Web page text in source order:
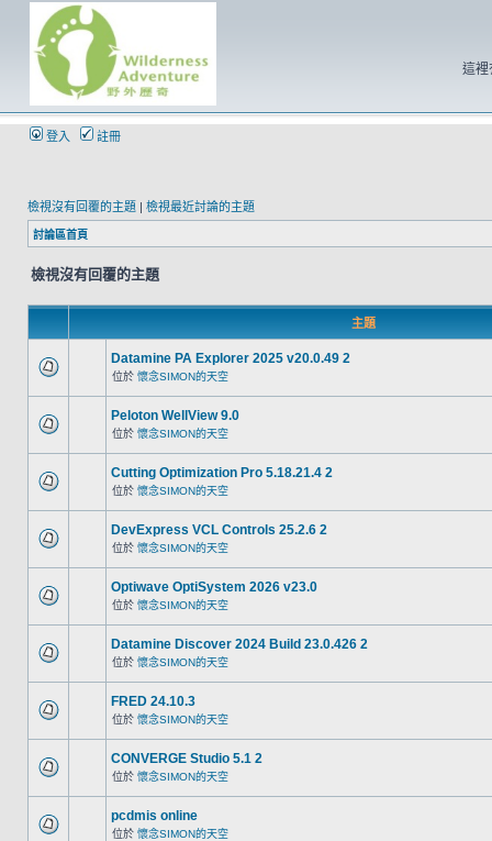
這裡
登入 註冊
檢視沒有回覆的主題 | 檢視最近討論的主題
討論區首頁
檢視沒有回覆的主題
主題
Datamine PA Explorer 2025 v20.0.49 2
位於 懷念SIMON的天空
Peloton WellView 9.0
位於 懷念SIMON的天空
Cutting Optimization Pro 5.18.21.4 2
位於 懷念SIMON的天空
DevExpress VCL Controls 25.2.6 2
位於 懷念SIMON的天空
Optiwave OptiSystem 2026 v23.0
位於 懷念SIMON的天空
Datamine Discover 2024 Build 23.0.426 2
位於 懷念SIMON的天空
FRED 24.10.3
位於 懷念SIMON的天空
CONVERGE Studio 5.1 2
位於 懷念SIMON的天空
pcdmis online
位於 懷念SIMON的天空